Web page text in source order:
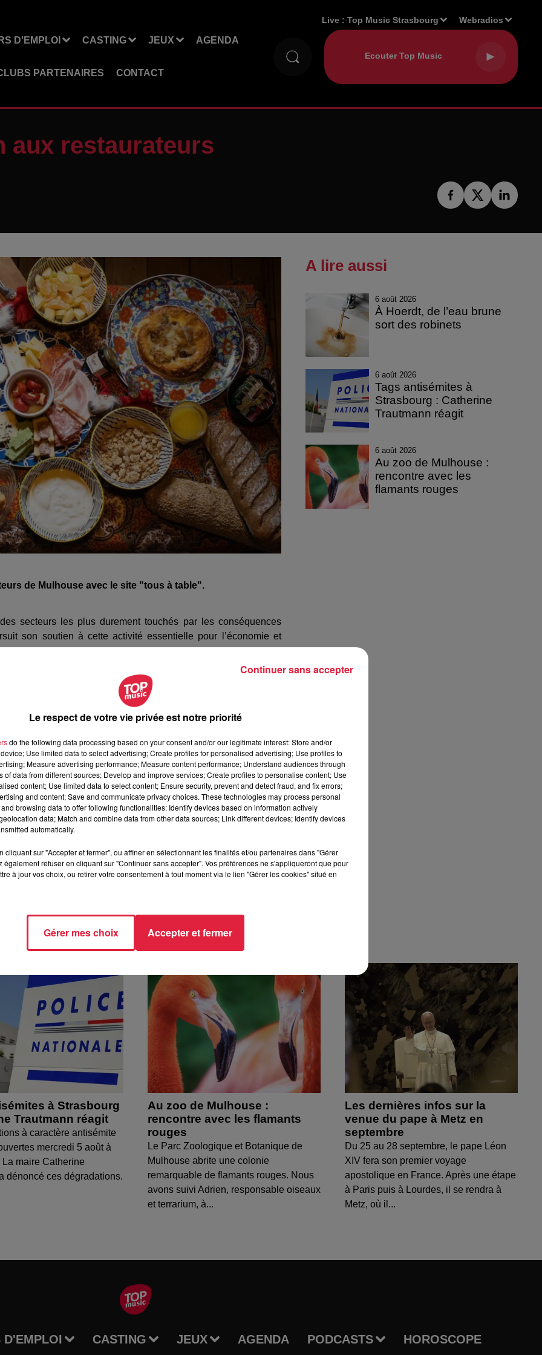
D'EMPLOI CASTING JEUX AGENDA
PARTENAIRES CONTACT
Live :Top Music Strasbourg Webradios
aux restaurateurs
de Mulhouse avec le site "tous à table".
secteurs les plus durement touchés par les conséquences
son soutien à cette activité essentielle pour l’économie et
début décembre et qui a déjà rencontré un beau succès, la
lançant la plateforme
www.tousatableâ€mulhouse.alsace
plat : il y en a pour tous les goûts et tous les budgets.
reste possible :
des réductions de 10% à destination des étudiants
(à partir d’une commande pour 5 personnes passée par une
Rédaction
A lire aussi
6 août 2026
À Hoerdt, de l’eau brune
sort des robinets
6 août 2026
Tags antisémites à
Strasbourg : Catherine
Trautmann réagit
6 août 2026
Au zoo de Mulhouse :
rencontre avec les
flamants rouges
à Strasbourg
Trautmann réagit
à caractère antisémite
mercredi 5 août à
La maire Catherine
dénoncé ces dégradations.
Au zoo de Mulhouse :
rencontre avec les flamants
rouges
Le Parc Zoologique et Botanique de
Mulhouse abrite une colonie
remarquable de flamants rouges. Nous
avons suivi Adrien, responsable oiseaux
et terrarium, à...
Les dernières infos sur la
venue du pape à Metz en
septembre
Du 25 au 28 septembre, le pape Léon
XIV fera son premier voyage
apostolique en France. Après une étape
à Paris puis à Lourdes, il se rendra à
Metz, où il...
D'EMPLOI CASTING JEUX AGENDA PODCASTS HOROSCOPE
Le respect de votre vie privée est notre priorité
do the following data processing based on your consent and/or our legitimate interest: Store and/or
Use limited data to select advertising; Create profiles for personalised advertising; Use profiles to
Measure advertising performance; Measure content performance; Understand audiences through
of data from different sources; Develop and improve services; Create profiles to personalise content; Use
content; Use limited data to select content; Ensure security, prevent and detect fraud, and fix errors;
and content; Save and communicate privacy choices. These technologies may process personal
browsing data to offer following functionalities: Identify devices based on information actively
data; Match and combine data from other data sources; Link different devices; Identify devices
automatically.
cliquant sur "Accepter et fermer", ou affiner en sélectionnant les finalités et/ou partenaires dans "Gérer
également refuser en cliquant sur "Continuer sans accepter". Vos préférences ne s'appliqueront que pour
à jour vos choix, ou retirer votre consentement à tout moment via le lien "Gérer les cookies" situé en
Gérer mes choix Accepter et fermer
Continuer sans accepter